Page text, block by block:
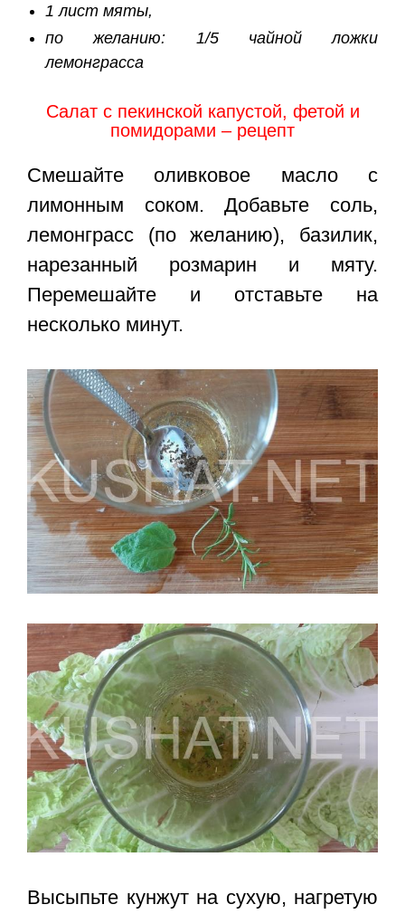
1 лист мяты,
по желанию: 1/5 чайной ложки
лемонграсса
Салат с пекинской капустой, фетой и
помидорами – рецепт
Смешайте оливковое масло с
лимонным соком. Добавьте соль,
лемонграсс (по желанию), базилик,
нарезанный розмарин и мяту.
Перемешайте и отставьте на
несколько минут.
Высыпьте кунжут на сухую, нагретую